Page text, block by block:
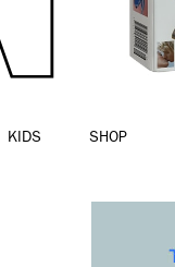
KIDS SHOP